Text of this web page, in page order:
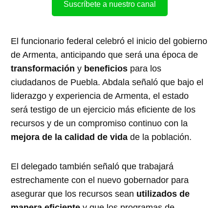
Suscríbete a nuestro canal
El funcionario federal celebró el inicio del gobierno
de Armenta, anticipando que será una época de
transformación y beneficios para los
ciudadanos de Puebla. Abdala señaló que bajo el
liderazgo y experiencia de Armenta, el estado
será testigo de un ejercicio más eficiente de los
recursos y de un compromiso continuo con la
mejora de la calidad de vida de la población.
El delegado también señaló que trabajará
estrechamente con el nuevo gobernador para
asegurar que los recursos sean utilizados de